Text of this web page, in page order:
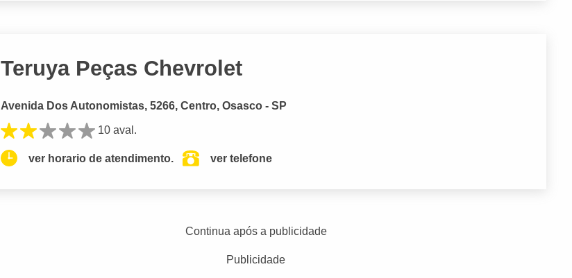
Teruya Peças Chevrolet
Avenida Dos Autonomistas, 5266, Centro, Osasco - SP
10 aval.
ver horario de atendimento. ver telefone
Continua após a publicidade
Publicidade